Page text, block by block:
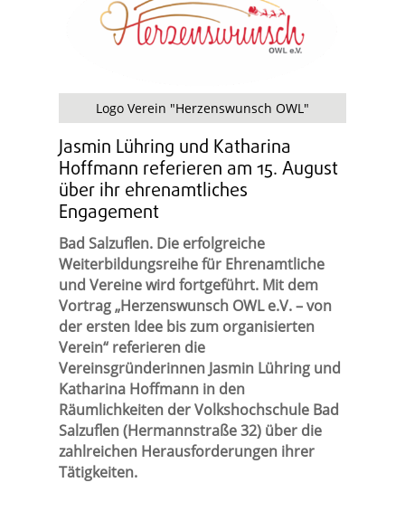
Logo Verein "Herzenswunsch OWL"
Jasmin Lühring und Katharina
Hoffmann referieren am 15. August
über ihr ehrenamtliches
Engagement
Bad Salzuflen. Die erfolgreiche
Weiterbildungsreihe für Ehrenamtliche
und Vereine wird fortgeführt. Mit dem
Vortrag „Herzenswunsch OWL e.V. – von
der ersten Idee bis zum organisierten
Verein“ referieren die
Vereinsgründerinnen Jasmin Lühring und
Katharina Hoffmann in den
Räumlichkeiten der Volkshochschule Bad
Salzuflen (Hermannstraße 32) über die
zahlreichen Herausforderungen ihrer
Tätigkeiten.